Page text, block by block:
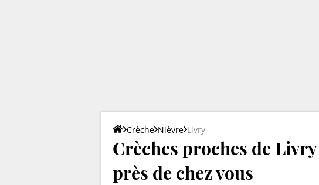
Crèche Nièvre Livry
Crèches proches de
près de chez vous